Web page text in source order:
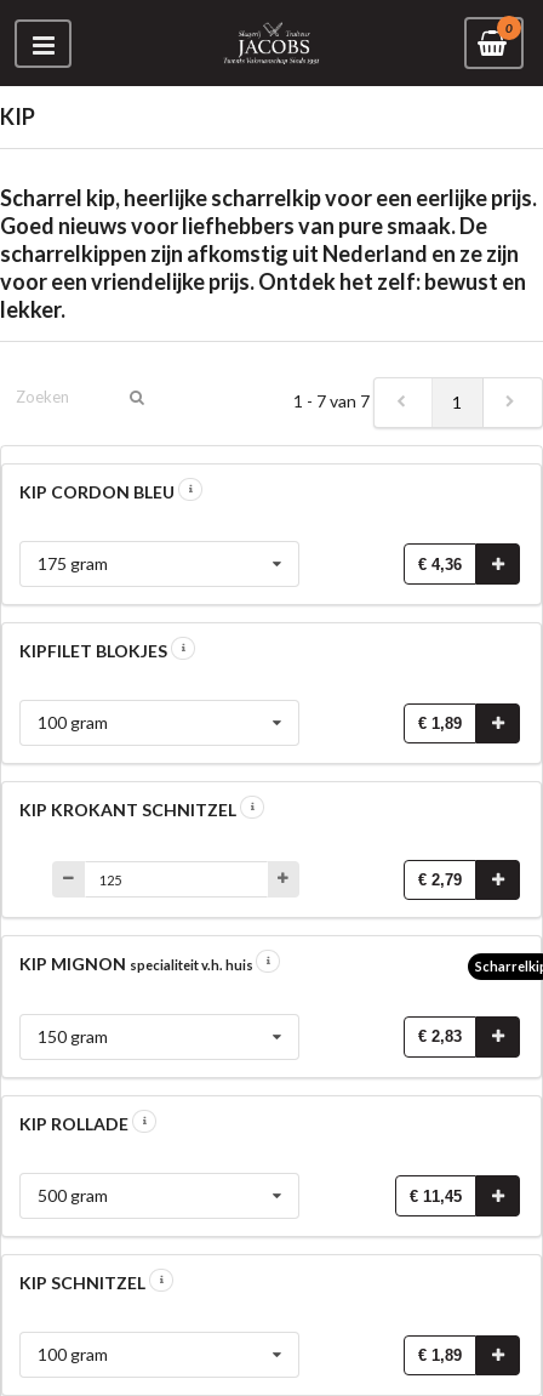
0
KIP
Scharrel kip, heerlijke scharrelkip voor een eerlijke prijs.
Goed nieuws voor liefhebbers van pure smaak. De
scharrelkippen zijn afkomstig uit Nederland en ze zijn
voor een vriendelijke prijs. Ontdek het zelf: bewust en
lekker.
1 - 7 van 7 1
KIP CORDON BLEU
175 gram € 4,36
KIPFILET BLOKJES
100 gram € 1,89
KIP KROKANT SCHNITZEL
€ 2,79
KIP MIGNON specialiteit v.h. huis
150 gram € 2,83
KIP ROLLADE
500 gram € 11,45
KIP SCHNITZEL
100 gram € 1,89